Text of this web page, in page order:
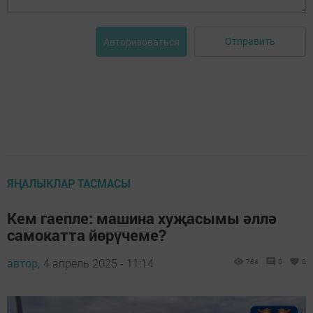
Авторизоваться Отправить
ЯҢАЛЫКЛАР ТАСМАСЫ
Кем гаепле: машина хуҗасымы әллә
самокатта йөрүчеме?
автор, 4 апрель 2025 - 11:14 784 0 0